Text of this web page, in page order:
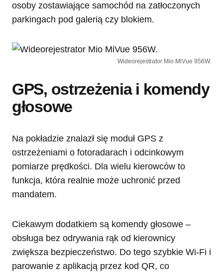
osoby zostawiające samochód na zatłoczonych
parkingach pod galerią czy blokiem.
Wideorejestrator Mio MiVue 956W.
GPS, ostrzeżenia i komendy
głosowe
Na pokładzie znalazł się moduł GPS z
ostrzeżeniami o fotoradarach i odcinkowym
pomiarze prędkości. Dla wielu kierowców to
funkcja, która realnie może uchronić przed
mandatem.
Ciekawym dodatkiem są komendy głosowe –
obsługa bez odrywania rąk od kierownicy
zwiększa bezpieczeństwo. Do tego szybkie Wi-Fi i
parowanie z aplikacją przez kod QR, co